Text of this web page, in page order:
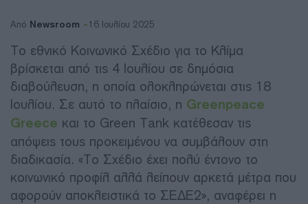
Από Newsroom 16 Ιουλίου 2025
Το εθνικό Κοινωνικό Σχέδιο για το Κλίμα
βρίσκεται από τις 4 Ιουλίου σε δημόσια
διαβούλευση, η οποία ολοκληρώνεται στις 18
Ιουλίου. Σε αυτό το πλαίσιο, η Greenpeace
Greece και το Green Tank κατέθεσαν τις
απόψεις τους προκειμένου να συμβάλουν στη
διαδικασία. «Το Σχέδιο έχει πολύ έντονο το
κοινωνικό προφίλ αλλά λείπουν αρκετά μέτρα που
αφορούν αποκλειστικά το ΣΕΔΕ2», αναφέρει η